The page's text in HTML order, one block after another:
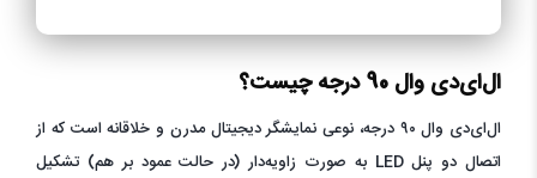
ال‌ای‌دی وال 90 درجه چیست؟
ال‌ای‌دی وال ۹۰ درجه، نوعی نمایشگر دیجیتال مدرن و خلاقانه است که از
اتصال دو پنل LED به صورت زاویه‌دار (در حالت عمود بر هم) تشکیل